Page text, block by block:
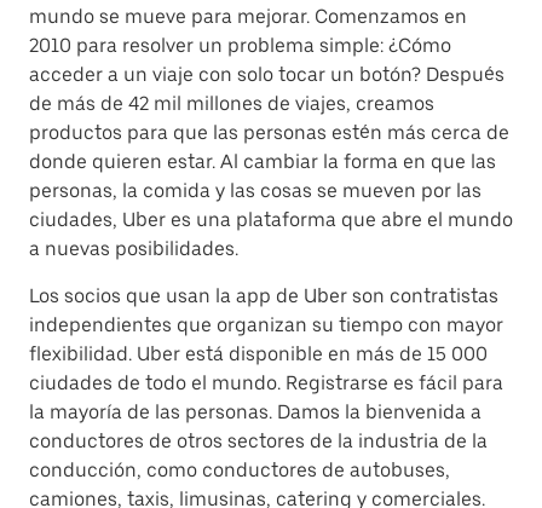
mundo se mueve para mejorar. Comenzamos en
2010 para resolver un problema simple: ¿Cómo
acceder a un viaje con solo tocar un botón? Después
de más de 42 mil millones de viajes, creamos
productos para que las personas estén más cerca de
donde quieren estar. Al cambiar la forma en que las
personas, la comida y las cosas se mueven por las
ciudades, Uber es una plataforma que abre el mundo
a nuevas posibilidades.
Los socios que usan la app de Uber son contratistas
independientes que organizan su tiempo con mayor
flexibilidad. Uber está disponible en más de 15 000
ciudades de todo el mundo. Registrarse es fácil para
la mayoría de las personas. Damos la bienvenida a
conductores de otros sectores de la industria de la
conducción, como conductores de autobuses,
camiones, taxis, limusinas, catering y comerciales.